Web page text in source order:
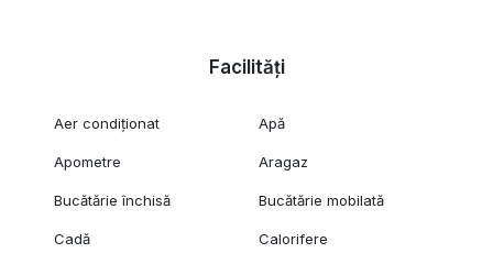
Facilități
Aer condiționat Apă
Apometre Aragaz
Bucătărie închisă Bucătărie mobilată
Cadă Calorifere